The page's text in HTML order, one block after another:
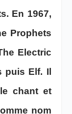
En 1967,
Prophets
Electric
puis Elf. Il
chant et
nom